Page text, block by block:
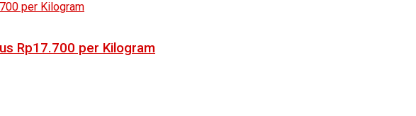
Rp17.700 per Kilogram